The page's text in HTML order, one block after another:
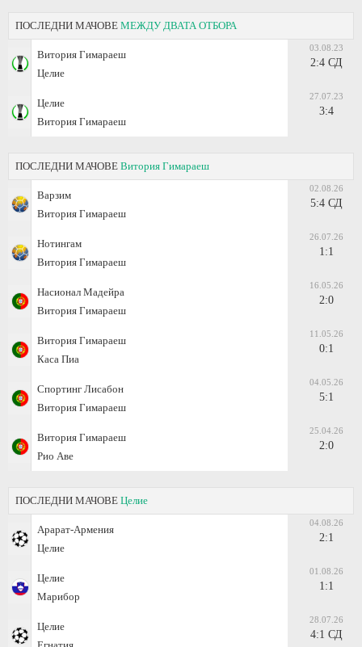
ПОСЛЕДНИ МАЧОВЕ МЕЖДУ ДВАТА ОТБОРА
Витория Гимараеш
Целие
03.08.23
2:4 СД
Целие
Витория Гимараеш
27.07.23
3:4
ПОСЛЕДНИ МАЧОВЕ Витория Гимараеш
Варзим
Витория Гимараеш
02.08.26
5:4 СД
Нотингам
Витория Гимараеш
26.07.26
1:1
Насионал Мадейра
Витория Гимараеш
16.05.26
2:0
Витория Гимараеш
Каса Пиа
11.05.26
0:1
Спортинг Лисабон
Витория Гимараеш
04.05.26
5:1
Витория Гимараеш
Рио Аве
25.04.26
2:0
ПОСЛЕДНИ МАЧОВЕ Целие
Арарат-Армения
Целие
04.08.26
2:1
Целие
Марибор
01.08.26
1:1
Целие
28.07.26
4:1 СД